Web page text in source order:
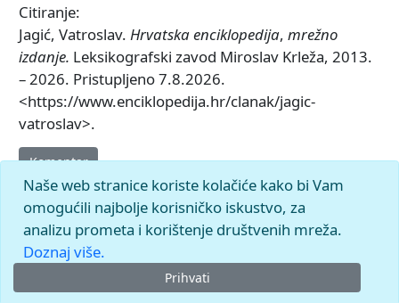
Citiranje:
Jagić, Vatroslav. Hrvatska enciklopedija, mrežno
izdanje. Leksikografski zavod Miroslav Krleža, 2013.
– 2026. Pristupljeno 7.8.2026.
<https://www.enciklopedija.hr/clanak/jagic-
vatroslav>.
Komentar
Naše web stranice koriste kolačiće kako bi Vam
omogućili najbolje korisničko iskustvo, za
analizu prometa i korištenje društvenih mreža.
Doznaj više.
Prihvati
© 2026.Leksikografski zavodMiroslav Krleža